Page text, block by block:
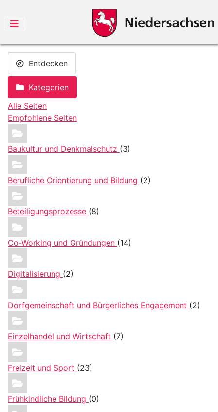
Entdecken
Kategorien
Alle Seiten
Empfohlene Seiten
Baukultur und Denkmalschutz (3)
Berufliche Orientierung und Bildung (2)
Beteiligungsprozesse (8)
Co-Working und Gründungen (14)
Digitalisierung (2)
Dorfgemeinschaft und Bürgerliches Engagement (2)
Einzelhandel und Wirtschaft (7)
Freizeit und Sport (23)
Frühkindliche Bildung (0)